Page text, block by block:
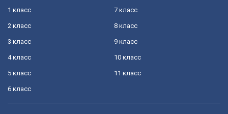
1 класс
2 класс
3 класс
4 класс
5 класс
6 класс
7 класс
8 класс
9 класс
10 класс
11 класс